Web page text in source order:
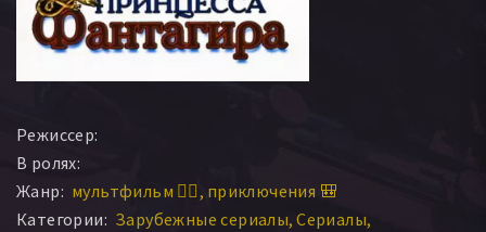
Режиссер:
В ролях:
Жанр: мультфильм 🧚‍♀️ приключения 🎒
Категории: Зарубежные сериалы Сериалы